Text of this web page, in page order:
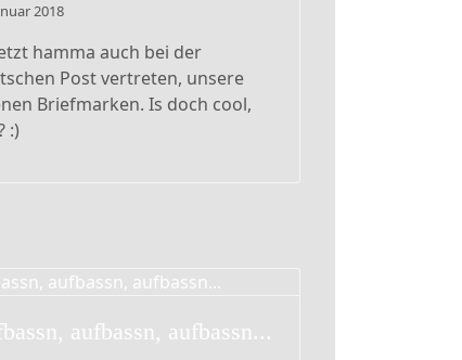
2018
hamma auch bei der
Post vertreten, unsere
Briefmarken. Is doch cool,
:)
aufbassn, aufbassn...